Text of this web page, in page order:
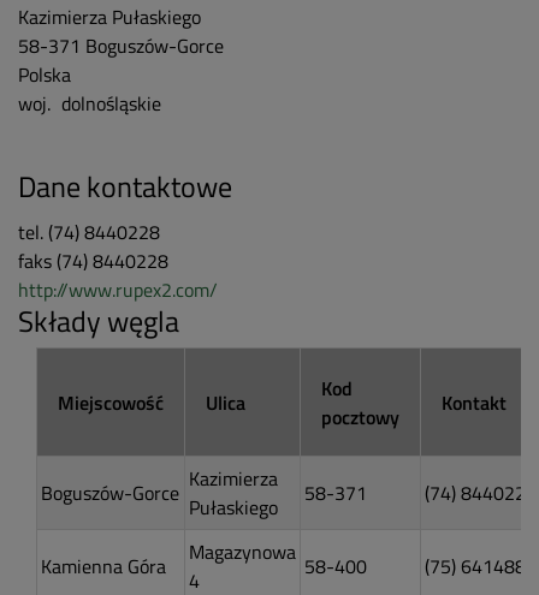
Kazimierza Pułaskiego
58-371 Boguszów-Gorce
Polska
woj. dolnośląskie
Dane kontaktowe
tel. (74) 8440228
faks (74) 8440228
http://www.rupex2.com/
Składy węgla
Miejscowość Ulica
Kod
pocztowy
Kontakt
Boguszów-Gorce Kazimierza
Pułaskiego
58-371 (74) 8440228
Kamienna Góra
Magazynowa
4
58-400 (75) 6414888